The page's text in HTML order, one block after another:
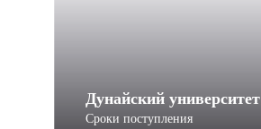
Дунайский университет
Сроки поступления